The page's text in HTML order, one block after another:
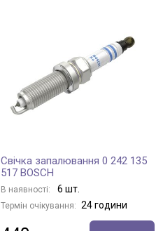
Свічка запалювання 0 242 135
517 BOSCH
В наявності: 6 шт.
Термін очікування: 24 години